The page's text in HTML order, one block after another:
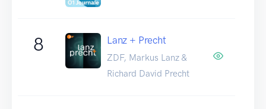
8 Lanz + Precht
ZDF, Markus Lanz &
Richard David Precht